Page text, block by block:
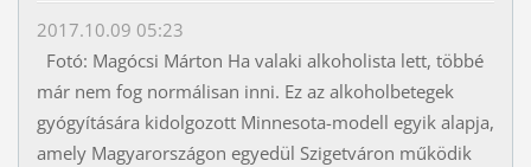
2017.10.09 05:23
Fotó: Magócsi Márton Ha valaki alkoholista lett, többé
már nem fog normálisan inni. Ez az alkoholbetegek
gyógyítására kidolgozott Minnesota-modell egyik alapja,
amely Magyarországon egyedül Szigetváron működik